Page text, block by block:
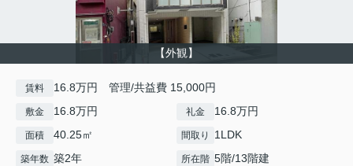
【外観】
賃料 16.8万円 管理/共益費 15,000円
敷金 16.8万円 礼金 16.8万円
面積 40.25㎡ 間取り 1LDK
築年数 築2年 所在階 5階/13階建